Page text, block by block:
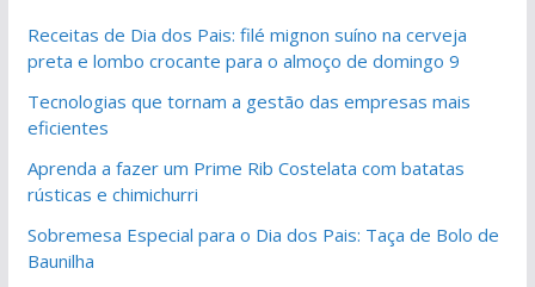
Receitas de Dia dos Pais: filé mignon suíno na cerveja
preta e lombo crocante para o almoço de domingo 9
Tecnologias que tornam a gestão das empresas mais
eficientes
Aprenda a fazer um Prime Rib Costelata com batatas
rústicas e chimichurri
Sobremesa Especial para o Dia dos Pais: Taça de Bolo de
Baunilha